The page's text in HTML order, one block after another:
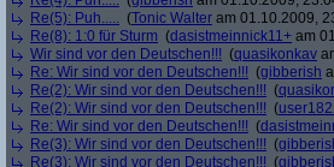
Re(5): Puh..... (Tonic Walter am 01.10.2009,
Re(8): 1:0 für Sturm (dasistmeinnick11+ am
Wir sind vor den Deutschen!!! (quasikonkav
Re: Wir sind vor den Deutschen!!! (gibberish
Re(2): Wir sind vor den Deutschen!!! (
Re(2): Wir sind vor den Deutschen!!! (
Re: Wir sind vor den Deutschen!!! (
Re(3): Wir sind vor den Deutschen!!! (
Re(3): Wir sind vor den Deutschen!!! (